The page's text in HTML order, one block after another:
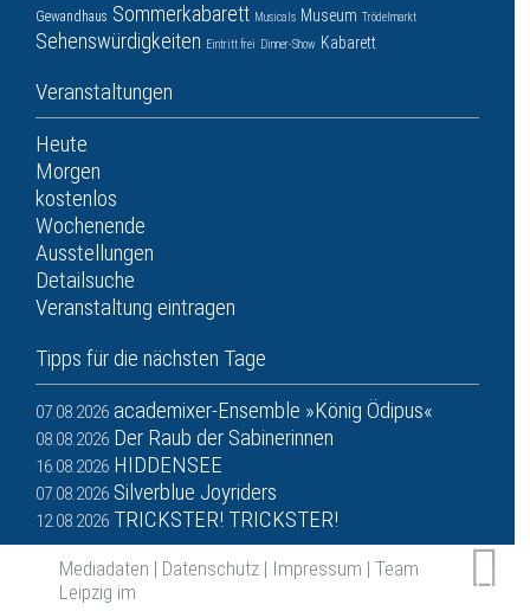
Gewandhaus Sommerkabarett Musicals Museum Trödelmarkt
Sehenswürdigkeiten Eintritt frei Dinner-Show Kabarett
Veranstaltungen
Heute
Morgen
kostenlos
Wochenende
Ausstellungen
Detailsuche
Veranstaltung eintragen
Tipps für die nächsten Tage
07.08.2026 academixer-Ensemble »König Ödipus«
08.08.2026 Der Raub der Sabinerinnen
16.08.2026 HIDDENSEE
07.08.2026 Silverblue Joyriders
12.08.2026 TRICKSTER! TRICKSTER!
Mediadaten | Datenschutz | Impressum | Team
Leipzig im